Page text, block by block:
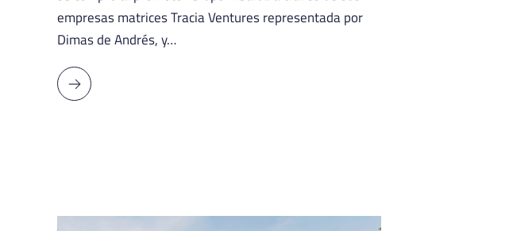
empresas matrices Tracia Ventures representada por
Dimas de Andrés, y…